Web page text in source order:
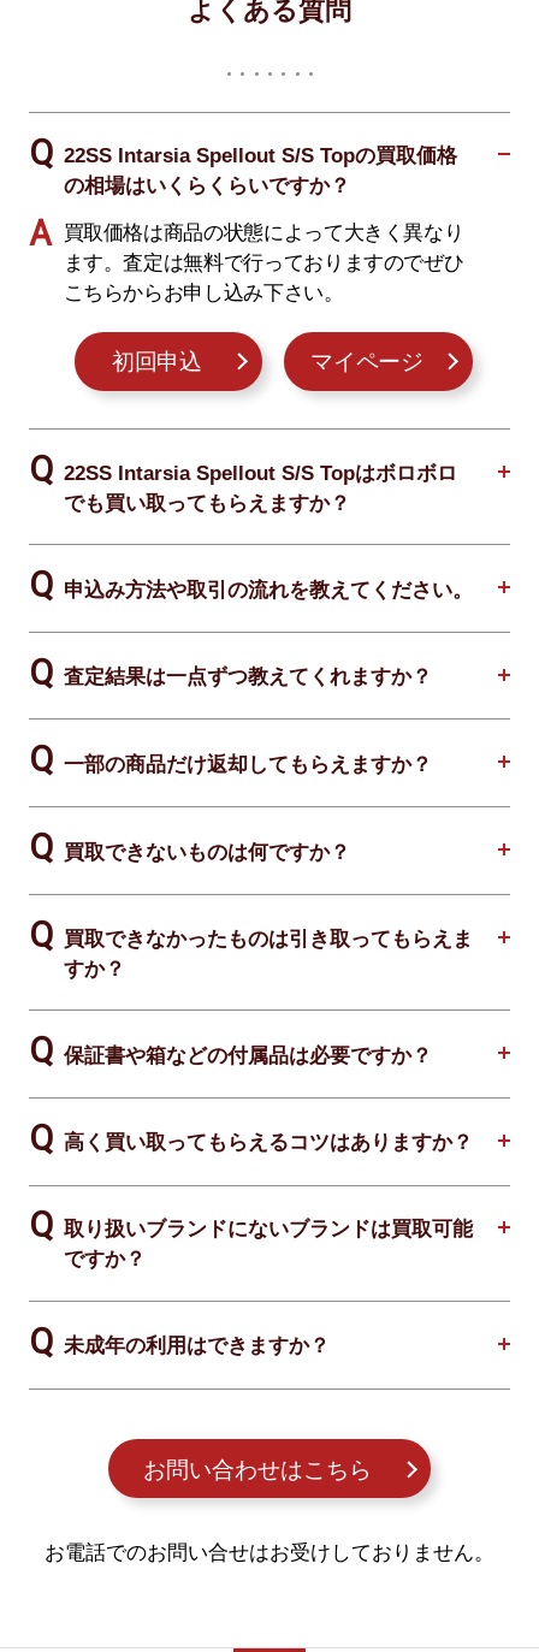
よくある質問
22SS Intarsia Spellout S/S Topの買取価格
の相場はいくらくらいですか？
買取価格は商品の状態によって大きく異なり
ます。査定は無料で行っておりますのでぜひ
こちらからお申し込み下さい。
初回申込 マイページ
22SS Intarsia Spellout S/S Topはボロボロ
でも買い取ってもらえますか？
申込み方法や取引の流れを教えてください。
査定結果は一点ずつ教えてくれますか？
一部の商品だけ返却してもらえますか？
買取できないものは何ですか？
買取できなかったものは引き取ってもらえま
すか？
保証書や箱などの付属品は必要ですか？
高く買い取ってもらえるコツはありますか？
取り扱いブランドにないブランドは買取可能
ですか？
未成年の利用はできますか？
お問い合わせはこちら
お電話でのお問い合せはお受けしておりません。